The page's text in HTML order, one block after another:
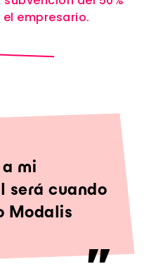
empresario.
mi
será cuando
Modalis